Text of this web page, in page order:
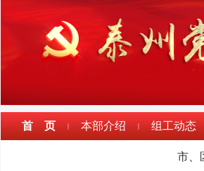
首 页 | 本部介绍 | 组工动态
市、